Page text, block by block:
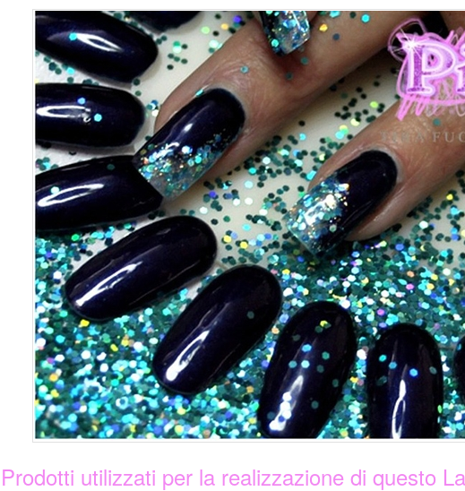
Prodotti utilizzati per la realizzazione di questo